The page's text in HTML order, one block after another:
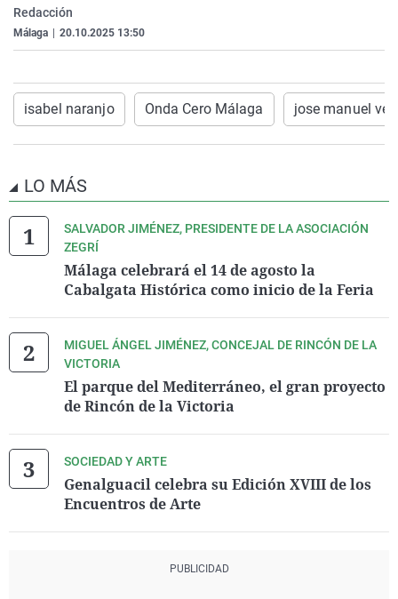
Gente viajera
Retornados
Operación Viuda
Galicia
Navarra
Televisión
Redacción
Málaga 20.10.2025 13:50
isabel naranjo Onda Cero Málaga jose manuel
LO MÁS
SALVADOR JIMÉNEZ, PRESIDENTE DE LA ASOCIACIÓN
ZEGRÍ
Málaga celebrará el 14 de agosto la
Cabalgata Histórica como inicio de la Feria
MIGUEL ÁNGEL JIMÉNEZ, CONCEJAL DE RINCÓN DE LA
VICTORIA
El parque del Mediterráneo, el gran proyecto
de Rincón de la Victoria
SOCIEDAD Y ARTE
Genalguacil celebra su Edición XVIII de los
Encuentros de Arte